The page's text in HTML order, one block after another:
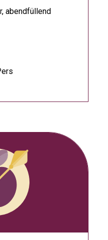
abendfüllend